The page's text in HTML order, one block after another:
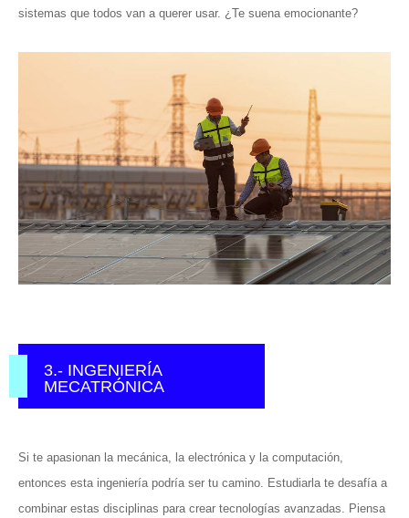
sistemas que todos van a querer usar. ¿Te suena emocionante?
3.- INGENIERÍA
MECATRÓNICA
Si te apasionan la mecánica, la electrónica y la computación,
entonces esta ingeniería podría ser tu camino. Estudiarla te desafía a
combinar estas disciplinas para crear tecnologías avanzadas. Piensa